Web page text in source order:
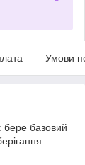
Умови
бере базовий